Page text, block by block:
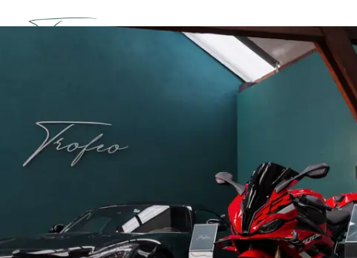
Découvrez l’intégralité de notre stock sur leboncoin
→